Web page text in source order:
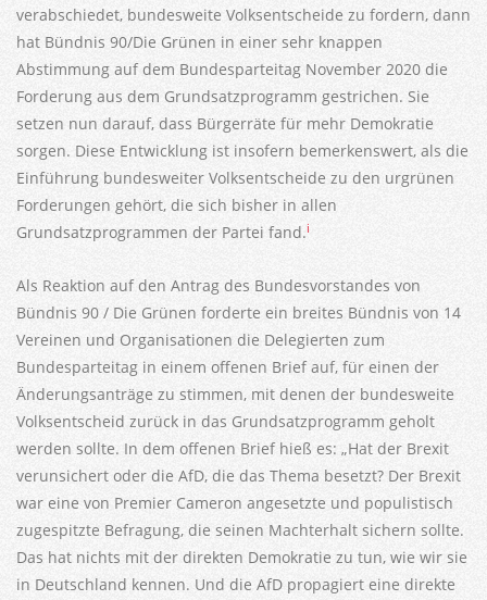
verabschiedet, bundesweite Volksentscheide zu fordern, dann
hat Bündnis 90/Die Grünen in einer sehr knappen
Abstimmung auf dem Bundesparteitag November 2020 die
Forderung aus dem Grundsatzprogramm gestrichen. Sie
setzen nun darauf, dass Bürgerräte für mehr Demokratie
sorgen. Diese Entwicklung ist insofern bemerkenswert, als die
Einführung bundesweiter Volksentscheide zu den urgrünen
Forderungen gehört, die sich bisher in allen
Grundsatzprogrammen der Partei fand.i
Als Reaktion auf den Antrag des Bundesvorstandes von
Bündnis 90 / Die Grünen forderte ein breites Bündnis von 14
Vereinen und Organisationen die Delegierten zum
Bundesparteitag in einem offenen Brief auf, für einen der
Änderungsanträge zu stimmen, mit denen der bundesweite
Volksentscheid zurück in das Grundsatzprogramm geholt
werden sollte. In dem offenen Brief hieß es: „Hat der Brexit
verunsichert oder die AfD, die das Thema besetzt? Der Brexit
war eine von Premier Cameron angesetzte und populistisch
zugespitzte Befragung, die seinen Machterhalt sichern sollte.
Das hat nichts mit der direkten Demokratie zu tun, wie wir sie
in Deutschland kennen. Und die AfD propagiert eine direkte